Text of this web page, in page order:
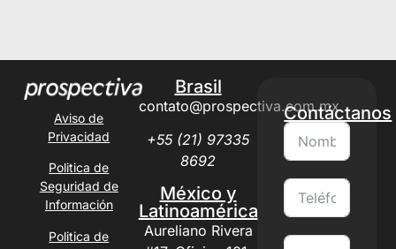
Aviso de
Privacidad
Politica de
Seguridad de
Información
Politica de
Brasil
contato@prospectiva.com.mx
+55 (21) 97335
8692
México y
Latinoamérica
Aureliano Rivera
Contáctanos